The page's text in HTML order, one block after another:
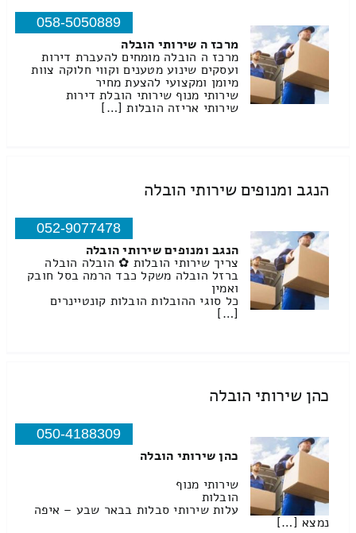
058-5050889
מרכז ה שירותי הובלה
מרכז ה הובלה מומחים להעברת דירות
ועסקים שינוע מטענים וקווי חלוקה צוות
מיומן ומקצועי להצעת מחיר
שירותי מנוף שירותי הובלת דירות
שירותי אריזה הובלות […]
הנגב ומנופים שירותי הובלה
052-9077478
הנגב ומנופים שירותי הובלה
צריך שירותי הובלות ✿ הובלה הובלה
ברזל הובלה משקל כבד הרמה בסל חובק
ואמין
כל סוגי ההובלות הובלות קונטיינרים
[…]
כהן שירותי הובלה
050-4188309
כהן שירותי הובלה
שירותי מנוף
הובלות
עלות שירותי סבלות בבאר שבע – איפה
נמצא […]